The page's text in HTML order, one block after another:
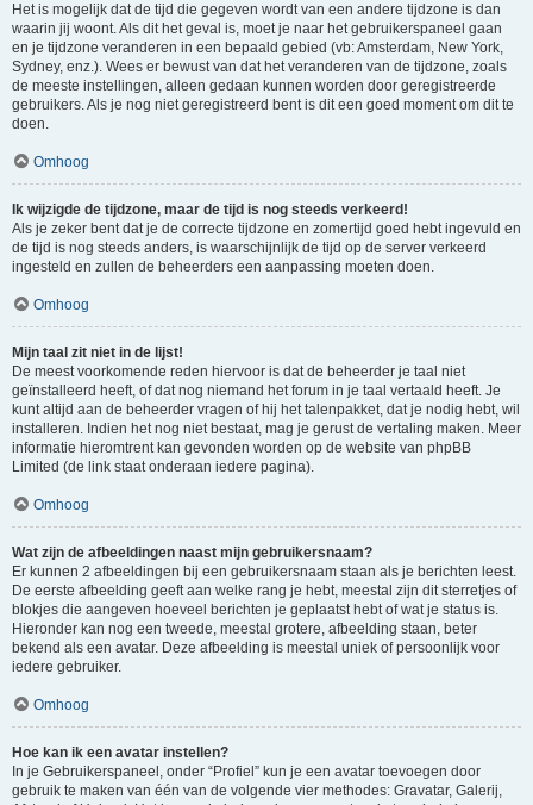
Het is mogelijk dat de tijd die gegeven wordt van een andere tijdzone is dan
waarin jij woont. Als dit het geval is, moet je naar het gebruikerspaneel gaan
en je tijdzone veranderen in een bepaald gebied (vb: Amsterdam, New York,
Sydney, enz.). Wees er bewust van dat het veranderen van de tijdzone, zoals
de meeste instellingen, alleen gedaan kunnen worden door geregistreerde
gebruikers. Als je nog niet geregistreerd bent is dit een goed moment om dit te
doen.
Omhoog
Ik wijzigde de tijdzone, maar de tijd is nog steeds verkeerd!
Als je zeker bent dat je de correcte tijdzone en zomertijd goed hebt ingevuld en
de tijd is nog steeds anders, is waarschijnlijk de tijd op de server verkeerd
ingesteld en zullen de beheerders een aanpassing moeten doen.
Omhoog
Mijn taal zit niet in de lijst!
De meest voorkomende reden hiervoor is dat de beheerder je taal niet
geïnstalleerd heeft, of dat nog niemand het forum in je taal vertaald heeft. Je
kunt altijd aan de beheerder vragen of hij het talenpakket, dat je nodig hebt, wil
installeren. Indien het nog niet bestaat, mag je gerust de vertaling maken. Meer
informatie hieromtrent kan gevonden worden op de website van phpBB
Limited (de link staat onderaan iedere pagina).
Omhoog
Wat zijn de afbeeldingen naast mijn gebruikersnaam?
Er kunnen 2 afbeeldingen bij een gebruikersnaam staan als je berichten leest.
De eerste afbeelding geeft aan welke rang je hebt, meestal zijn dit sterretjes of
blokjes die aangeven hoeveel berichten je geplaatst hebt of wat je status is.
Hieronder kan nog een tweede, meestal grotere, afbeelding staan, beter
bekend als een avatar. Deze afbeelding is meestal uniek of persoonlijk voor
iedere gebruiker.
Omhoog
Hoe kan ik een avatar instellen?
In je Gebruikerspaneel, onder “Profiel” kun je een avatar toevoegen door
gebruik te maken van één van de volgende vier methodes: Gravatar, Galerij,